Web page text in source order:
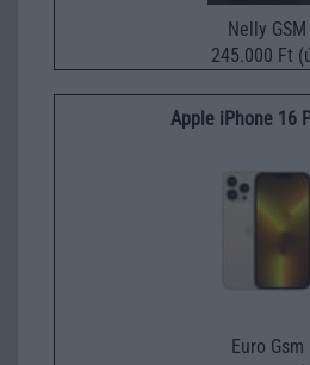
Nelly GSM
245.000 Ft
Apple iPhone 16
Euro Gsm